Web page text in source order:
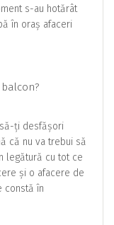
s-au hotărât
în oraș afaceri
ți desfășori
că nu va trebui să
legătură cu tot ce
și o afacere de
constă în